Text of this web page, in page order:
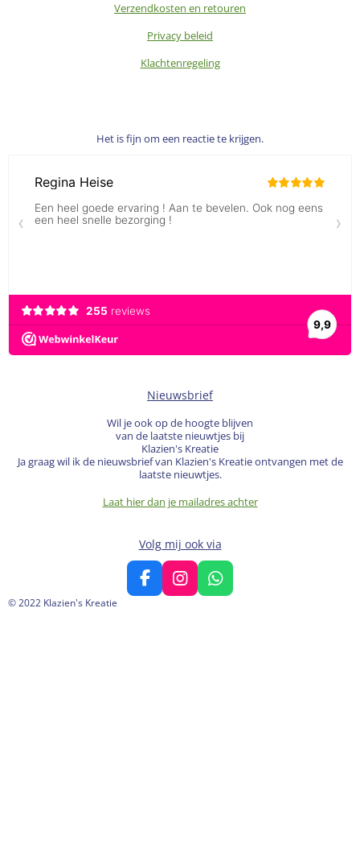
Verzendkosten en retouren
Privacy beleid
Klachtenregeling
Het is fijn om een reactie te krijgen.
Nieuwsbrief
Wil je ook op de hoogte blijven
van de laatste nieuwtjes bij
Klazien's Kreatie
Ja graag wil ik de nieuwsbrief van Klazien's Kreatie ontvangen met de
laatste nieuwtjes.
Laat hier dan je mailadres achter
Volg mij ook via
F
a
I
n
W
h
© 2022 Klazien's Kreatie